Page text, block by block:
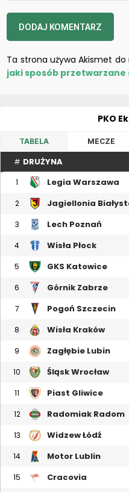
Ta strona używa Akismet
jaki sposób
PKO
TABELA MECZE
# DRUŻYNA
1 Legia Warszawa
2 Jagiellonia
3 Lech Poznań
4 Wisła Płock
5 GKS Katowice
6 Górnik Zabrze
7 Pogoń Szczecin
8 Wisła Kraków
9 Zagłębie Lubin
10 Śląsk Wrocław
11 Piast Gliwice
12 Radomiak Radom
13 Widzew Łódź
14 Motor Lublin
15 Cracovia